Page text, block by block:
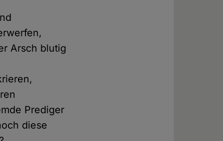
Arsch blutig
Prediger
diese